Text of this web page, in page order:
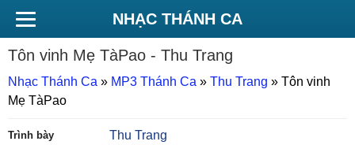
NHẠC THÁNH CA
Tôn vinh Mẹ TàPao - Thu Trang
Nhạc Thánh Ca » MP3 Thánh Ca » Thu Trang » Tôn vinh
Mẹ TàPao
Trình bày Thu Trang